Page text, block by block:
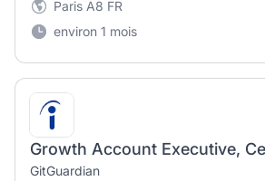
Paris A8 FR
environ 1 mois
GitGuardian